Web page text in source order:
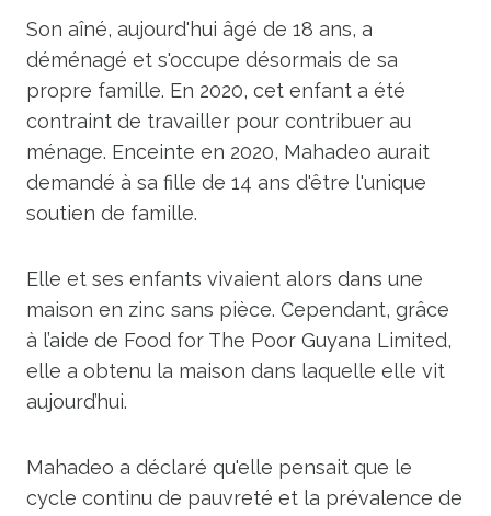
Son aîné, aujourd'hui âgé de 18 ans, a
déménagé et s'occupe désormais de sa
propre famille. En 2020, cet enfant a été
contraint de travailler pour contribuer au
ménage. Enceinte en 2020, Mahadeo aurait
demandé à sa fille de 14 ans d'être l'unique
soutien de famille.
Elle et ses enfants vivaient alors dans une
maison en zinc sans pièce. Cependant, grâce
à l’aide de Food for The Poor Guyana Limited,
elle a obtenu la maison dans laquelle elle vit
aujourd’hui.
Mahadeo a déclaré qu'elle pensait que le
cycle continu de pauvreté et la prévalence de